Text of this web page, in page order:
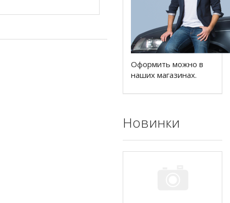
Оформить можно в
наших магазинах.
Новинки